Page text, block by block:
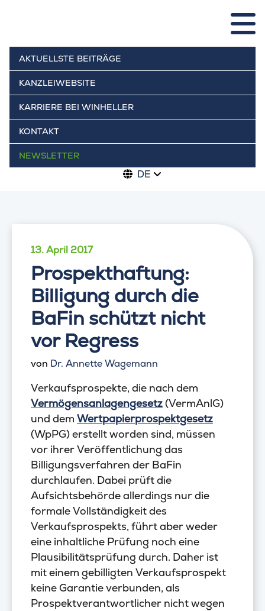
AKTUELLSTE BEITRÄGE
KANZLEIWEBSITE
KARRIERE BEI WINHELLER
KONTAKT
NEWSLETTER
DE
13. April 2017
Prospekthaftung:
Billigung durch die
BaFin schützt nicht
vor Regress
von Dr. Annette Wagemann
Verkaufsprospekte, die nach dem
Vermögensanlagengesetz(VermAnlG)
und dem Wertpapierprospektgesetz
(WpPG) erstellt worden sind, müssen
vor ihrer Veröffentlichung das
Billigungsverfahren der BaFin
durchlaufen. Dabei prüft die
Aufsichtsbehörde allerdings nur die
formale Vollständigkeit des
Verkaufsprospekts, führt aber weder
eine inhaltliche Prüfung noch eine
Plausibilitätsprüfung durch. Daher ist
mit einem gebilligten Verkaufsprospekt
keine Garantie verbunden, als
Prospektverantwortlicher nicht wegen